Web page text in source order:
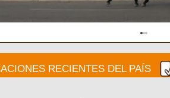
0
RECIENTES DEL PAÍS